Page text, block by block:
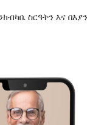
ስርዓትን እና